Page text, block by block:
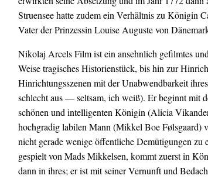
Struensee hatte zudem ein Verhältnis zu Königin
Vater der Prinzessin Louise Auguste von
Nikolaj Arcels Film ist ein ansehnlich gefilmtes
Weise tragisches Historienstück, bis hin zur
Hinrichtungsszenen mit der Unabwendbarkeit
schlecht aus — seltsam, ich weiß). Er beginnt mit
schönen und intelligenten Königin (Alicia
hochgradig labilen Mann (Mikkel Boe Følsgaard)
nicht gerade wenige öffentliche Demütigungen zu
gespielt von Mads Mikkelsen, kommt zuerst in
dann in ihres; er ist mit seiner Vernunft und